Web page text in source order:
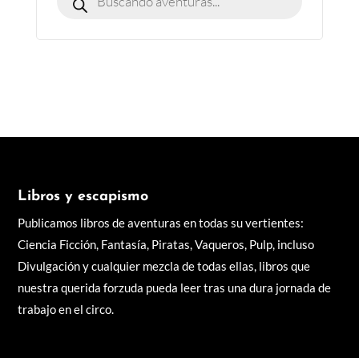
Libros y escapismo
Publicamos libros de aventuras en todas su vertientes:
Ciencia Ficción, Fantasía, Piratas, Vaqueros, Pulp, incluso
Divulgación y cualquier mezcla de todas ellas, libros que
nuestra querida forzuda pueda leer tras una dura jornada de
trabajo en el circo.